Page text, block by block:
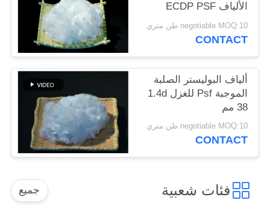
الألياف ECDP PSF
للغزل الموجبة
negotiable MOQ:10 طن متري
CONTACT
ألياف البوليستر الصلبة
الموجبة Psf للغزل 1.4d
38 مم
negotiable MOQ:10 طن متري
CONTACT
فئات شعبية جميع